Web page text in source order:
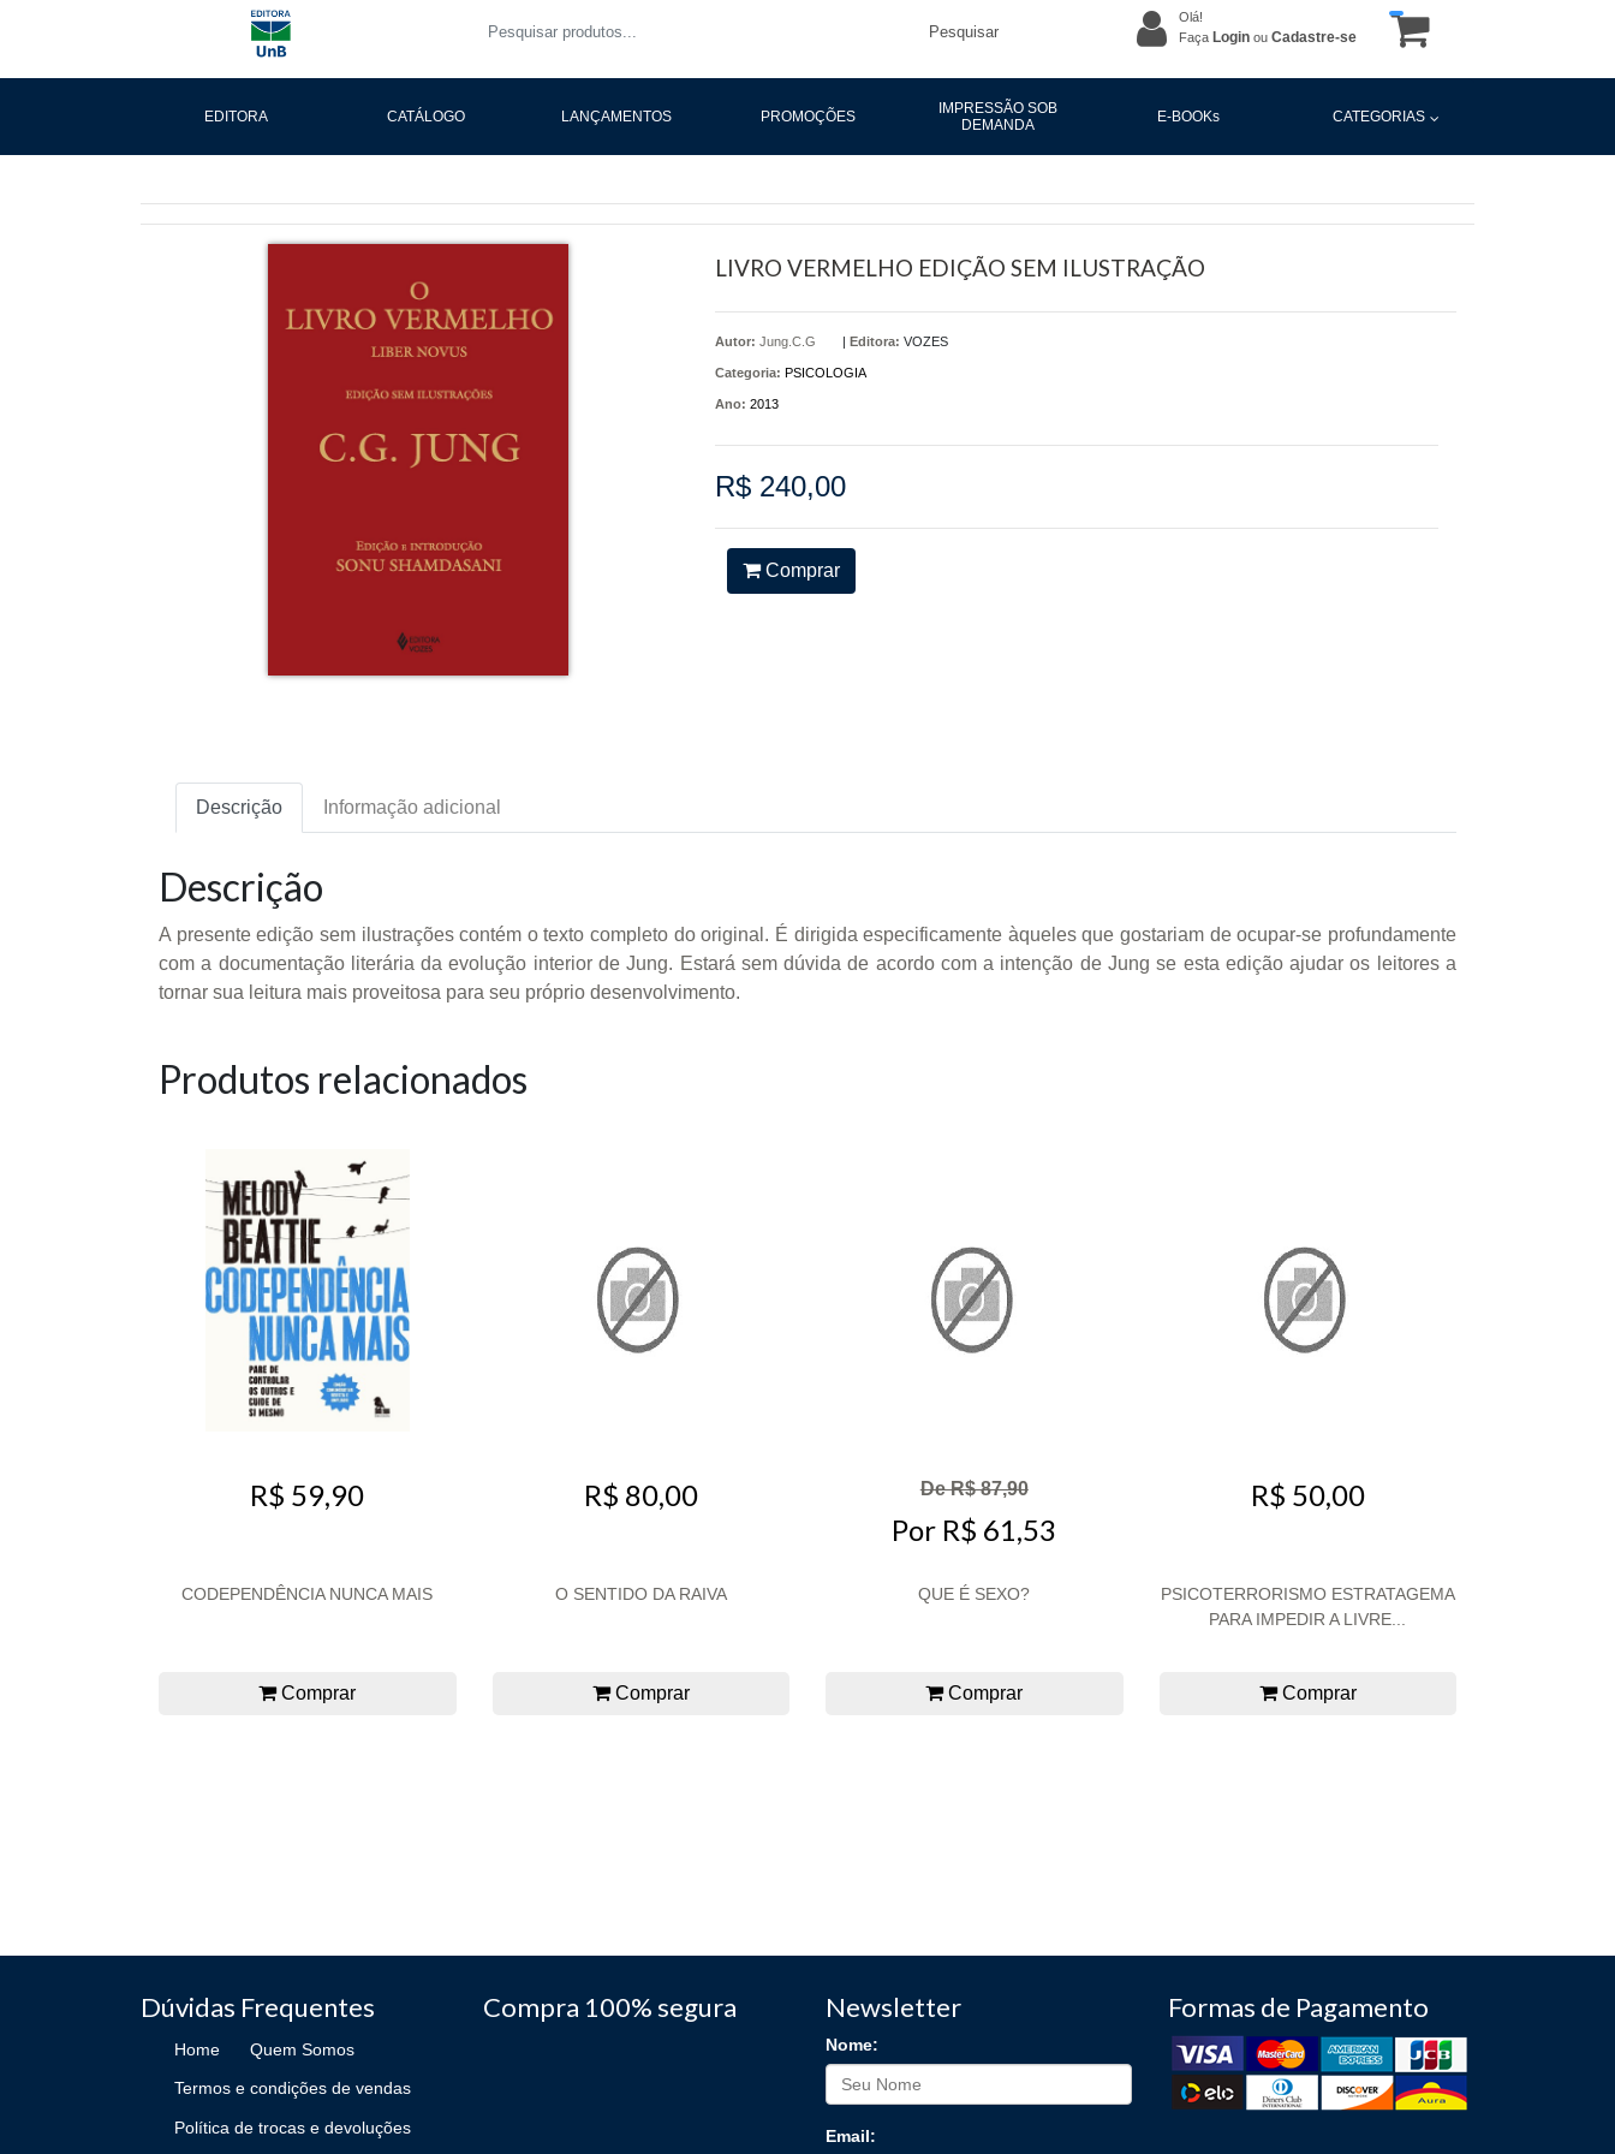
Pesquisar
Olá!
Faça Login ou Cadastre-se
EDITORA CATÁLOGO LANÇAMENTOS PROMOÇÕES
IMPRESSÃO SOB
DEMANDA
E-BOOKs CATEGORIAS
LIVRO VERMELHO EDIÇÃO SEM ILUSTRAÇÃO
Autor: Jung.C.G | Editora: VOZES
Categoria: PSICOLOGIA
Ano: 2013
R$ 240,00
Comprar
Descrição Informação adicional
Descrição
A presente edição sem ilustrações contém o texto completo do original. É dirigida especificamente àqueles que gostariam de ocupar-se profundamente
com a documentação literária da evolução interior de Jung. Estará sem dúvida de acordo com a intenção de Jung se esta edição ajudar os leitores a
tornar sua leitura mais proveitosa para seu próprio desenvolvimento.
Produtos relacionados
R$ 59,90
CODEPENDÊNCIA NUNCA MAIS
Comprar
R$ 80,00
O SENTIDO DA RAIVA
Comprar
De R$ 87,90
Por R$ 61,53
QUE É SEXO?
Comprar
R$ 50,00
PSICOTERRORISMO ESTRATAGEMA
PARA IMPEDIR A LIVRE...
Comprar
Dúvidas Frequentes
Home Quem Somos
Termos e condições de vendas
Política de trocas e devoluções
Compra 100% segura Newsletter
Nome:
Email:
Formas de Pagamento